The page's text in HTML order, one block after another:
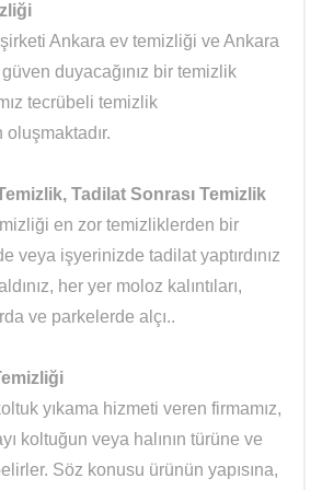
Ankara ev temizliği ve Ankara
duyacağınız bir temizlik
tecrübeli temizlik
Tadilat Sonrası Temizlik
en zor temizliklerden bir
veya işyerinizde tadilat yaptırdınız
her yer moloz kalıntıları,
ve parkelerde alçı..
yıkama hizmeti veren firmamız,
koltuğun veya halının türüne ve
Söz konusu ürünün yapısına,